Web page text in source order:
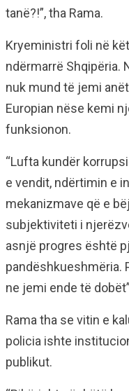
tanë?!”, tha Rama.
Kryeministri foli në
ndërmarrë Shqipëria.
nuk mund të jemi
Europian nëse kemi
funksionon.
“Lufta kundër
e vendit, ndërtimin e
mekanizmave që e
subjektiviteti i
asnjë progres është
pandëshkueshmëria.
ne jemi ende të
Rama tha se vitin e
policia ishte
publikut.